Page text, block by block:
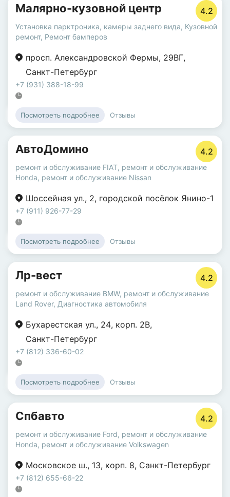
Малярно-кузовной центр 4.2
Установка парктроника, камеры заднего вида, Кузовной
ремонт, Ремонт бамперов
просп. Александровской Фермы, 29ВГ,
Санкт-Петербург
+7 (931) 388-18-99
Посмотреть подробнее Отзывы
АвтоДомино 4.2
ремонт и обслуживание FIAT, ремонт и обслуживание
Honda, ремонт и обслуживание Nissan
Шоссейная ул., 2, городской посёлок Янино-1
+7 (911) 926-77-29
Посмотреть подробнее Отзывы
Лр-вест 4.2
ремонт и обслуживание BMW, ремонт и обслуживание
Land Rover, Диагностика автомобиля
Бухарестская ул., 24, корп. 2В,
Санкт-Петербург
+7 (812) 336-60-02
Посмотреть подробнее Отзывы
Спбавто 4.2
ремонт и обслуживание Ford, ремонт и обслуживание
Honda, ремонт и обслуживание Volkswagen
Московское ш., 13, корп. 8, Санкт-Петербург
+7 (812) 655-66-22